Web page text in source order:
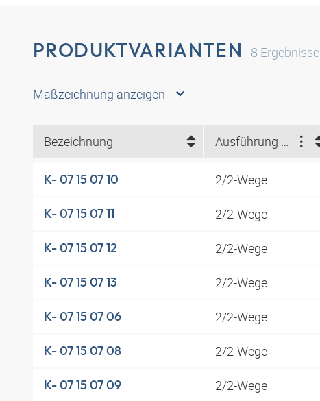
PRODUKTVARIANTEN 8 Ergebnisse
Maßzeichnung anzeigen
Bezeichnung Ausführung Material
K- 07 15 07 10 2/2-Wege
K- 07 15 07 11 2/2-Wege
K- 07 15 07 12 2/2-Wege
K- 07 15 07 13 2/2-Wege
K- 07 15 07 06 2/2-Wege
K- 07 15 07 08 2/2-Wege
K- 07 15 07 09 2/2-Wege